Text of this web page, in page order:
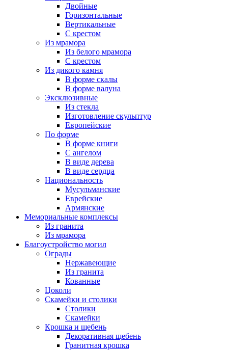
Двойные
Горизонтальные
Вертикальные
С крестом
Из мрамора
Из белого мрамора
С крестом
Из дикого камня
В форме скалы
В форме валуна
Эксклюзивные
Из стекла
Изготовление скульптур
Европейские
По форме
В форме книги
С ангелом
В виде дерева
В виде сердца
Национальность
Мусульманские
Еврейские
Армянские
Мемориальные комплексы
Из гранита
Из мрамора
Благоустройство могил
Ограды
Нержавеющие
Из гранита
Кованные
Цоколи
Скамейки и столики
Столики
Скамейки
Крошка и щебень
Декоративная щебень
Гранитная крошка